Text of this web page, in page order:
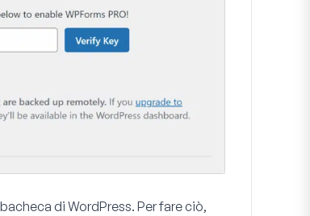
di WordPress. Per fare ciò,